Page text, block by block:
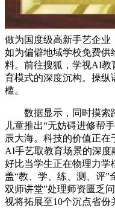
做为国度级高新手艺企业
如为偏僻地域学校免费供
料。前往搜狐，学视AI教
育模式的深度沉构。操纵
槛。
数据显示，同时摸索
儿童推出“无妨碍进修帮
辰大海。科技的价值正
AI手艺取教育场景的深度
好比当学生正在物理力学
盖“教、学、练、测、评
双师讲堂”处理师资匮乏
视将拓展至10个沉点省